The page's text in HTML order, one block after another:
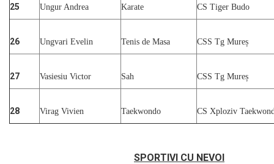
25 Ungur Andrea Karate CS Tiger Budo
26 Ungvari Evelin Tenis de Masa CSS Tg Mureș
27 Vasiesiu Victor Sah CSS Tg Mureș
28 Virag Vivien Taekwondo CS Xploziv
SPORTIVI CU NEVOI